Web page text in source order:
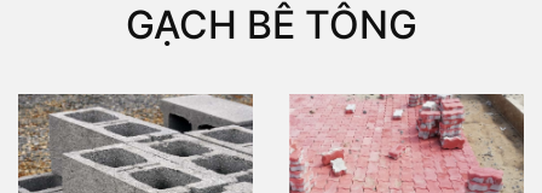
GẠCH BÊ TÔNG